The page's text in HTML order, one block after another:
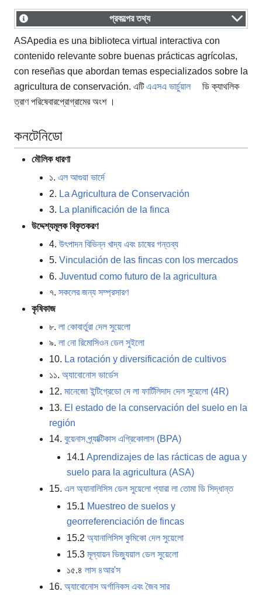
প্রকল্পের তথ্য
ASApedia es una biblioteca virtual interactiva con
contenido relevante sobre buenas prácticas agrícolas,
con reseñas que abordan temas especializados sobre la
agricultura de conservación. এটিএএসএ ভার্চুয়াল
ডি ক্যাথলিক
ত্রাণ পরিষেবারপ্রোগ্রামের অংশ ।
কনটেনিডো
মৌলিক ধারণা
১. এল আগুয়া ভার্দে
2. La Agricultura de Conservación
3. La planificación de la finca
উদ্দেশ্যমূলক বিকৃতকরণ
4. উৎপাদন বিভিন্ন খাদ্য এবং চাষের গন্তব্য
5. Vinculación de las fincas con los mercados
6. Juventud como futuro de la agricultura
৭. সকলের জন্য সম্প্রসারণ
কৃষিকাজ
৮. লা কোবার্তুরা দেল সুয়েলো
৯. লা নো রিমোসিওন ডেল সুইলো
10. La rotación y diversificación de cultivos
১১. অ্যাবোনোস ভার্ডেস
12. মানেজো ইন্টিগ্রেডো দে লা ফার্টিলিদাদ দেল সুয়েলো (4R)
13. El estado de la conservación del suelo en la
región
14. বুয়েনাস প্র্যাক্টিকাস এগ্রিকোলাস (BPA)
14.1 Aprendizajes de las rácticas de agua y
suelo para la agricultura (ASA)
15. এল অ্যানালিসিস ডেল সুয়েলো প্যারা লা তোমা ডি সিদ্ধান্ত
15.1 Muestreo de suelos y
georreferenciación de fincas
15.2 অ্যানালিসিস কুমিকো দেল সুয়েলো
15.3 মূল্যায়ন ভিজ্যুয়াল ডেল সুয়েলো
১৫.৪ লাস ৪আর'স
16. অ্যাবোনোস অর্গানিকস এবং জৈব সার